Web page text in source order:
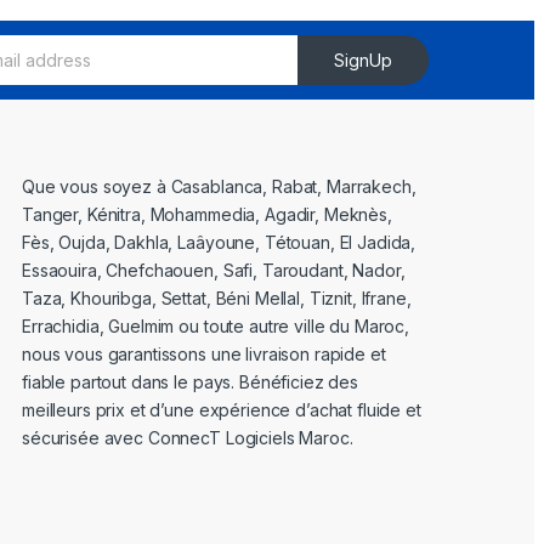
SignUp
Que vous soyez à Casablanca, Rabat, Marrakech,
Tanger, Kénitra, Mohammedia, Agadir, Meknès,
Fès, Oujda, Dakhla, Laâyoune, Tétouan, El Jadida,
Essaouira, Chefchaouen, Safi, Taroudant, Nador,
Taza, Khouribga, Settat, Béni Mellal, Tiznit, Ifrane,
Errachidia, Guelmim ou toute autre ville du Maroc,
nous vous garantissons une livraison rapide et
fiable partout dans le pays. Bénéficiez des
meilleurs prix et d’une expérience d’achat fluide et
sécurisée avec ConnecT Logiciels Maroc.